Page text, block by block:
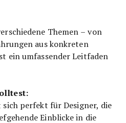
Themen – von
aus konkreten
ein umfassender Leitfaden
perfekt für Designer, die
Einblicke in die